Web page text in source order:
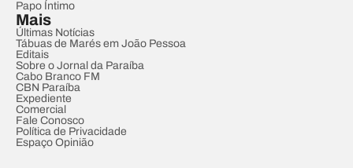
Papo Íntimo
Mais
Últimas Notícias
Tábuas de Marés em João Pessoa
Editais
Sobre o Jornal da Paraíba
Cabo Branco FM
CBN Paraíba
Expediente
Comercial
Fale Conosco
Política de Privacidade
Espaço Opinião